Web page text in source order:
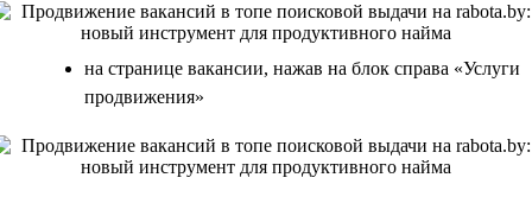
на странице вакансии, нажав на блок справа «Услуги
продвижения»